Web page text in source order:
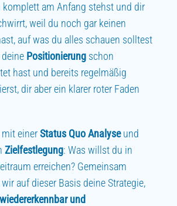
komplett am Anfang stehst und dir
weil du noch gar keinen
auf was du alles schauen solltest
Positionierung schon
hast und bereits regelmäßig
dir aber ein klarer roter Faden
einerStatus Quo Analyseund
Zielfestlegung: Was willst du in
erreichen? Gemeinsam
auf dieser Basis deine Strategie,
wiedererkennbar und